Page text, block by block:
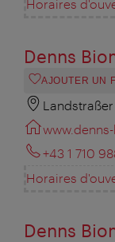
Horaires
Denns
AJOUTER UN
+43 1 710
Horaires
Denns